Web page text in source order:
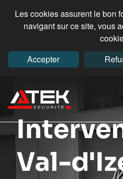
Les cookies assurent le bon
navigant sur ce site, vous
Accepter
Val-